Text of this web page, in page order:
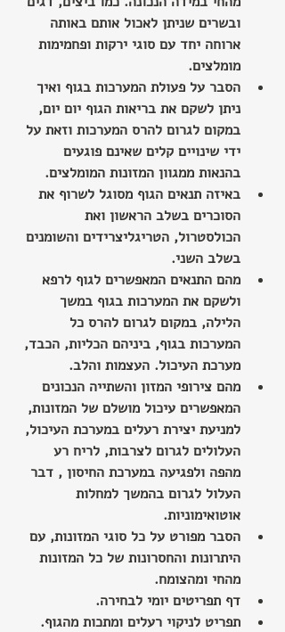
ובשרים שניתן לאכול אותם באותה
ארוחה יחד עם סוגי ירקות ופחמימות
מומלצים.
הסבר על פעולת המערכות בגוף ואיך
ניתן לשקם את בריאות הגוף יום יום,
במקום לגרום להרס המערכות וזאת על
ידי שינויים קלים שאינם פוגעים
בהנאות ממגוון המזונות המומלצים.
באיזה תנאים הגוף מסוגל לשרוף את
הסוכרים בשלב הראשון ואת
הכולסטרול, הטריגליצרידים והשומנים
בשלב השני.
מהם התנאים המאפשרים לגוף לרפא
ולשקם את המערכות בגוף במשך
הלילה, במקום לגרום להרס כל
המערכות בגוף, ביניהם הכליות, הכבד,
מערכת העיכול. העצמות והלב.
מהם צירופי המזון והשתייה הנכונים
המאפשרים עיכול מושלם של המזונות,
למניעת יצירת רעלים במערכת העיכול,
העלולים לגרום לצרבות, לריח רע
מהפה ולפגיעה במערכת החיסון , דבר
העלול לגרום בהמשך למחלות
אוטואימוניות.
הסבר מפורט על כל סוגי המזונות, עם
היתרונות והחסרונות של כל המזונות
מהחי ומהצומח.
דף תפריטים יומי לבחירה.
תפריט לניקוי רעלים ומתכות מהגוף.